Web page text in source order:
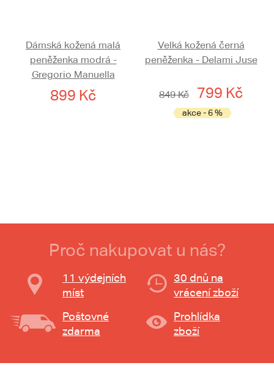
Dámská kožená malá
peněženka modrá -
Gregorio Manuella
899 Kč
Velká kožená černá
peněženka - Delami Juse
849 Kč 799 Kč
akce - 6 %
Proč nakupovat u nás?
11 výdejních
míst
30 dnů na
vrácení zboží
Poštovné
zdarma
Prohlídka
zboží